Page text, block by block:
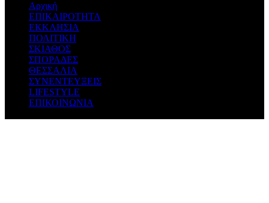
Αρχική
ΕΠΙΚΑΙΡΟΤΗΤΑ
ΕΚΚΛΗΣΙΑ
ΠΟΛΙΤΙΚΗ
ΣΚΙΑΘΟΣ
ΣΠΟΡΑΔΕΣ
ΘΕΣΣΑΛΙΑ
ΣΥΝΕΝΤΕΥΞΕΙΣ
LIFESTYLE
ΕΠΙΚΟΙΝΩΝΙΑ